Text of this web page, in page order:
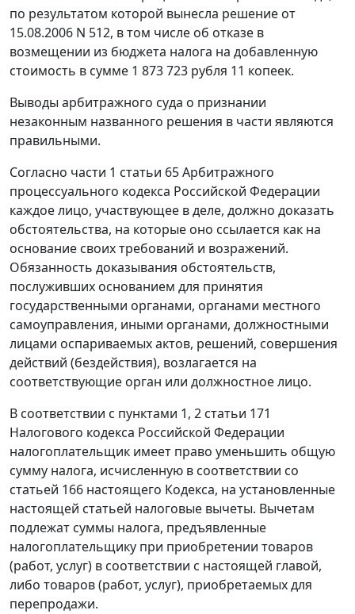
по результатом которой вынесла решение от
15.08.2006 N 512, в том числе об отказе в
возмещении из бюджета налога на добавленную
стоимость в сумме 1 873 723 рубля 11 копеек.
Выводы арбитражного суда о признании
незаконным названного решения в части являются
правильными.
Согласно части 1 статьи 65Арбитражного
процессуального кодекса Российской Федерации
каждое лицо, участвующее в деле, должно доказать
обстоятельства, на которые оно ссылается как на
основание своих требований и возражений.
Обязанность доказывания обстоятельств,
послуживших основанием для принятия
государственными органами, органами местного
самоуправления, иными органами, должностными
лицами оспариваемых актов, решений, совершения
действий (бездействия), возлагается на
соответствующие орган или должностное лицо.
В соответствии с пунктами 1, 2 статьи 171
Налогового кодекса Российской Федерации
налогоплательщик имеет право уменьшить общую
сумму налога, исчисленную в соответствии со
статьей 166 настоящего Кодекса, на установленные
настоящей статьей налоговые вычеты. Вычетам
подлежат суммы налога, предъявленные
налогоплательщику при приобретении товаров
(работ, услуг) в соответствии с настоящей главой,
либо товаров (работ, услуг), приобретаемых для
перепродажи.